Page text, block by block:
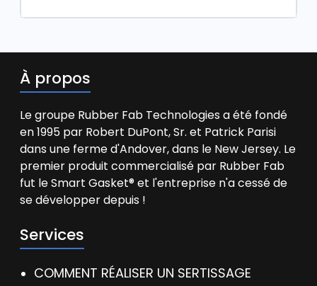
À propos
Le groupe Rubber Fab Technologies a été fondé
en 1995 par Robert DuPont, Sr. et Patrick Parisi
dans une ferme d'Andover, dans le New Jersey. Le
premier produit commercialisé par Rubber Fab
fut le Smart Gasket® et l'entreprise n'a cessé de
se développer depuis !
Services
COMMENT RÉALISER UN SERTISSAGE